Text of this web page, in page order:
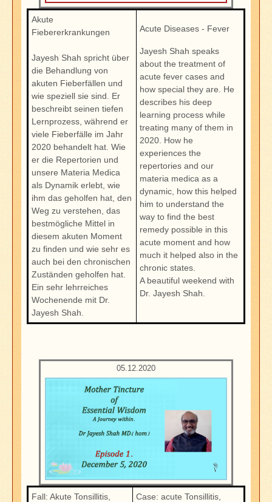
Akute
Fiebererkrankungen
Jayesh Shah spricht über
die Behandlung von
akuten Fieberfällen und
wie speziell sie sind. Er
beschreibt seinen tiefen
Lernprozess, während er
viele Fieberfälle im Jahr
2020 behandelt hat. Wie
er die Repertorien und
unsere Materia Medica
als Dynamik erlebt, wie
ihm das geholfen hat, den
Weg zu verstehen, das
bestmögliche Mittel in
diesem akuten Moment
zu finden und wie sehr es
auch bei den chronischen
Zuständen geholfen hat.
Ein sehr lehrreiches
Wochenende mit Dr.
Jayesh Shah.
Acute Diseases - Fever
Jayesh Shah speaks
about the treatment of
acute fever cases and
how special they are. He
describes his deep
learning process while
treating many of them in
2020. How he
experiences the
repertories and our
materia medica as a
dynamic, how this helped
him to understand the
way to find the best
remedy possible in this
acute moment and how
much it helped also in the
chronic states.
A beautiful weekend with
Dr. Jayesh Shah.
05.12. 2020
Fall: Akute Tonsillitis,
Case: acute Tonsillitis,